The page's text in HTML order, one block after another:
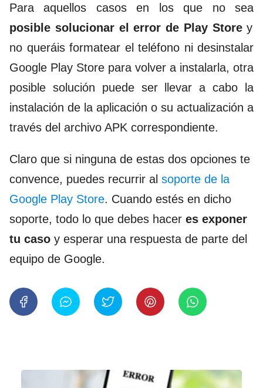
Para aquellos casos en los que no sea
posible solucionar el error de Play Storey
no queráis formatear el teléfono ni desinstalar
Google Play Store para volver a instalarla, otra
posible solución puede ser llevar a cabo la
instalación de la aplicación o su actualización a
través del archivo APK correspondiente.
Claro que si ninguna de estas dos opciones te
convence, puedes recurrir al soporte de la
Google Play Store. Cuando estés en dicho
soporte, todo lo que debes hacer es exponer
tu caso y esperar una respuesta de parte del
equipo de Google.